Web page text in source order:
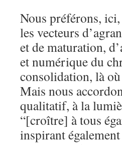
Nous préférons,
les vecteurs
et de maturation,
et numérique du
consolidation, là
Mais nous
qualitatif, à la
“[croître] à tous
inspirant